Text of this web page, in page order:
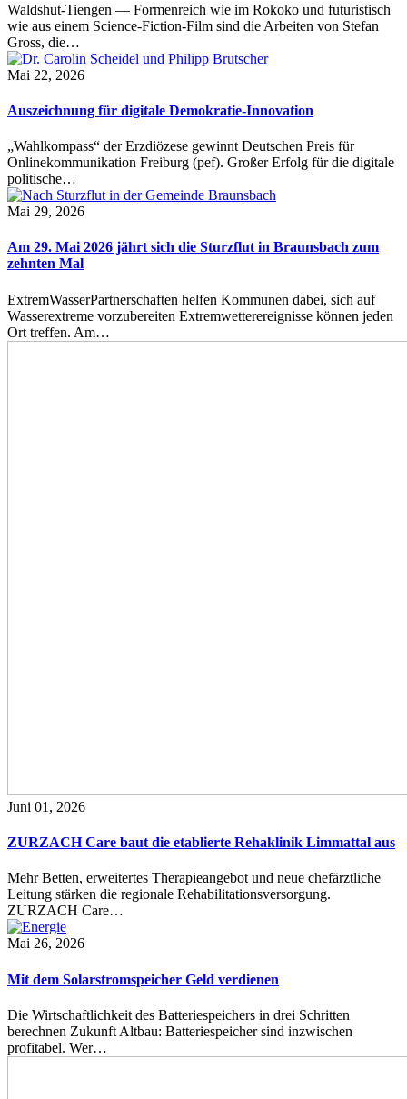
Waldshut-Tiengen — Formenreich wie im Rokoko und futuristisch
wie aus einem Science-Fiction-Film sind die Arbeiten von Stefan
Gross, die…
Mai 22, 2026
Auszeichnung für digitale Demokratie-Innovation
„Wahlkompass“ der Erzdiözese gewinnt Deutschen Preis für
Onlinekommunikation Freiburg (pef). Großer Erfolg für die digitale
politische…
Mai 29, 2026
Am 29. Mai 2026 jährt sich die Sturzflut in Braunsbach zum
zehnten Mal
ExtremWasserPartnerschaften helfen Kommunen dabei, sich auf
Wasserextreme vorzubereiten Extremwetterereignisse können jeden
Ort treffen. Am…
Juni 01, 2026
ZURZACH Care baut die etablierte Rehaklinik Limmattal aus
Mehr Betten, erweitertes Therapieangebot und neue chefärztliche
Leitung stärken die regionale Rehabilitationsversorgung.
ZURZACH Care…
Mai 26, 2026
Mit dem Solarstromspeicher Geld verdienen
Die Wirtschaftlichkeit des Batteriespeichers in drei Schritten
berechnen Zukunft Altbau: Batteriespeicher sind inzwischen
profitabel. Wer…